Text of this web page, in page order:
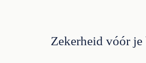
Zekerheid vóór je